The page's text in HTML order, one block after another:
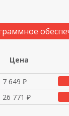
Цена
7 649 ₽
26 771 ₽